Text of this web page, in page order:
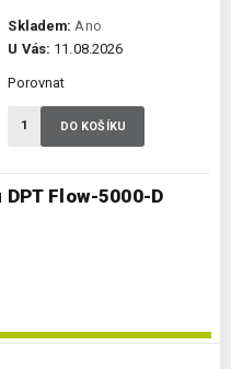
Flow-5000-D
Skladem: Ano
U Vás: 11.08.2026
Porovnat
DO KOŠÍKU